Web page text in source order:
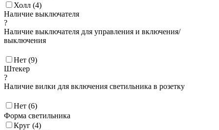
Холл (4)
Наличие выключателя
?
Наличие выключателя для управления и включения/
выключения
Нет (9)
Штекер
?
Наличие вилки для включения светильника в розетку
Нет (6)
Форма светильника
Круг (4)